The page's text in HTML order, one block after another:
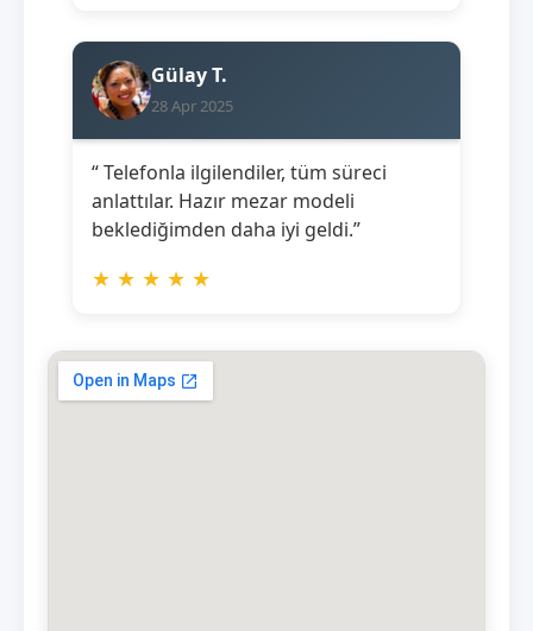
Gülay T.
28 Apr 2025
“ Telefonla ilgilendiler, tüm süreci
anlattılar. Hazır mezar modeli
beklediğimden daha iyi geldi.”
★ ★ ★ ★ ★